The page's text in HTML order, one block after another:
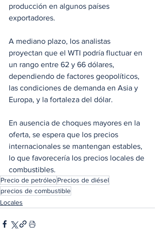
producción en algunos países
exportadores.
A mediano plazo, los analistas
proyectan que el WTI podría fluctuar en
un rango entre 62 y 66 dólares,
dependiendo de factores geopolíticos,
las condiciones de demanda en Asia y
Europa, y la fortaleza del dólar.
En ausencia de choques mayores en la
oferta, se espera que los precios
internacionales se mantengan estables,
lo que favorecería los precios locales de
combustibles.
Precio de petróleoPrecios de diésel
precios de combustible
Locales